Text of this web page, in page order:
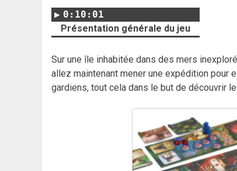
0:10:01
Présentation générale du jeu
Sur une île inhabitée dans des mers
allez maintenant mener une expédition pour
gardiens, tout cela dans le but de découvrir